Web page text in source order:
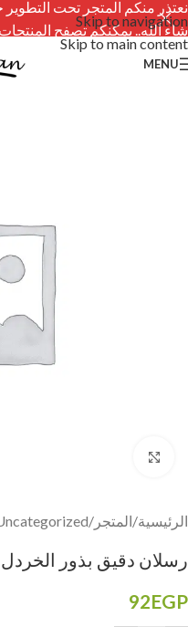
Skip to navigation
Skip to main content
نعتذر منكم المتجر تحت التطوير
شاء الله.. يمكنكم تصفح
MENU
الرئيسية/المتجر /
رسلان دقيق بذور الخردل 400 جرام
92EGP